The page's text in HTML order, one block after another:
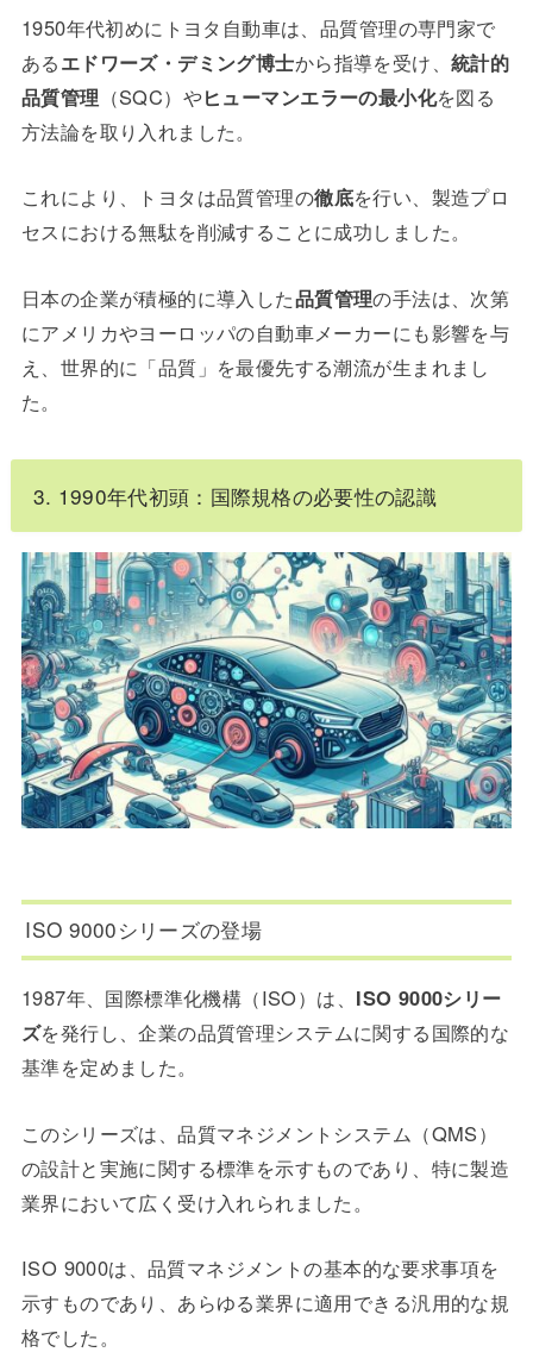
1950年代初めにトヨタ自動車は、品質管理の専門家で
あるエドワーズ・デミング博士から指導を受け、 統計的
品質管理 （SQC）やヒューマンエラーの最小化を図る
方法論を取り入れました。
これにより、トヨタは品質管理の徹底を行い、製造プロ
セスにおける無駄を削減することに成功しました。
日本の企業が積極的に導入した品質管理の手法は、次第
にアメリカやヨーロッパの自動車メーカーにも影響を与
え、世界的に「品質」を最優先する潮流が生まれまし
た。
3. 1990年代初頭：国際規格の必要性の認識
ISO 9000シリーズの登場
1987年、国際標準化機構（ISO）は、 ISO 9000シリー
ズを発行し、企業の品質管理システムに関する国際的な
基準を定めました。
このシリーズは、品質マネジメントシステム（QMS）
の設計と実施に関する標準を示すものであり、特に製造
業界において広く受け入れられました。
ISO 9000は、品質マネジメントの基本的な要求事項を
示すものであり、あらゆる業界に適用できる汎用的な規
格でした。